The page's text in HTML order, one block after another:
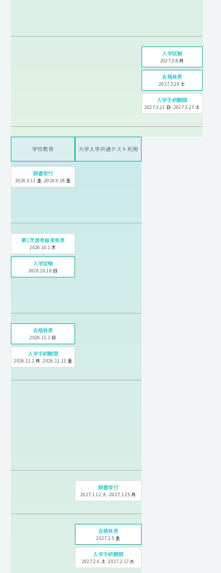
学校教育
願書受付
2026.9.11 金 -2026.9.18 金
第1次選考結果発表
2026.10.1 木
入学試験
2026.10.18 日
合格発表
2026.11.1 日
入学手続期間
2026.11.2 月 -2026.11.13 金
大学入学共通テスト利用
願書受付
2027.1.12 火 -2027.1.25 月
合格発表
2027.2.5 金
入学手続期間
2027.2.6 土 -2027.2.17 水
入学試験
2027.3.8 月
合格発表
2027.3.20 土
入学手続期間
2027.3.21 日 -2027.3.27 土